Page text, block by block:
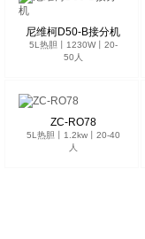
尼维柯D50-B接分机
5L热胆丨1230W丨20-
50人
ZC-RO78
5L热胆丨1.2kw丨20-40
人